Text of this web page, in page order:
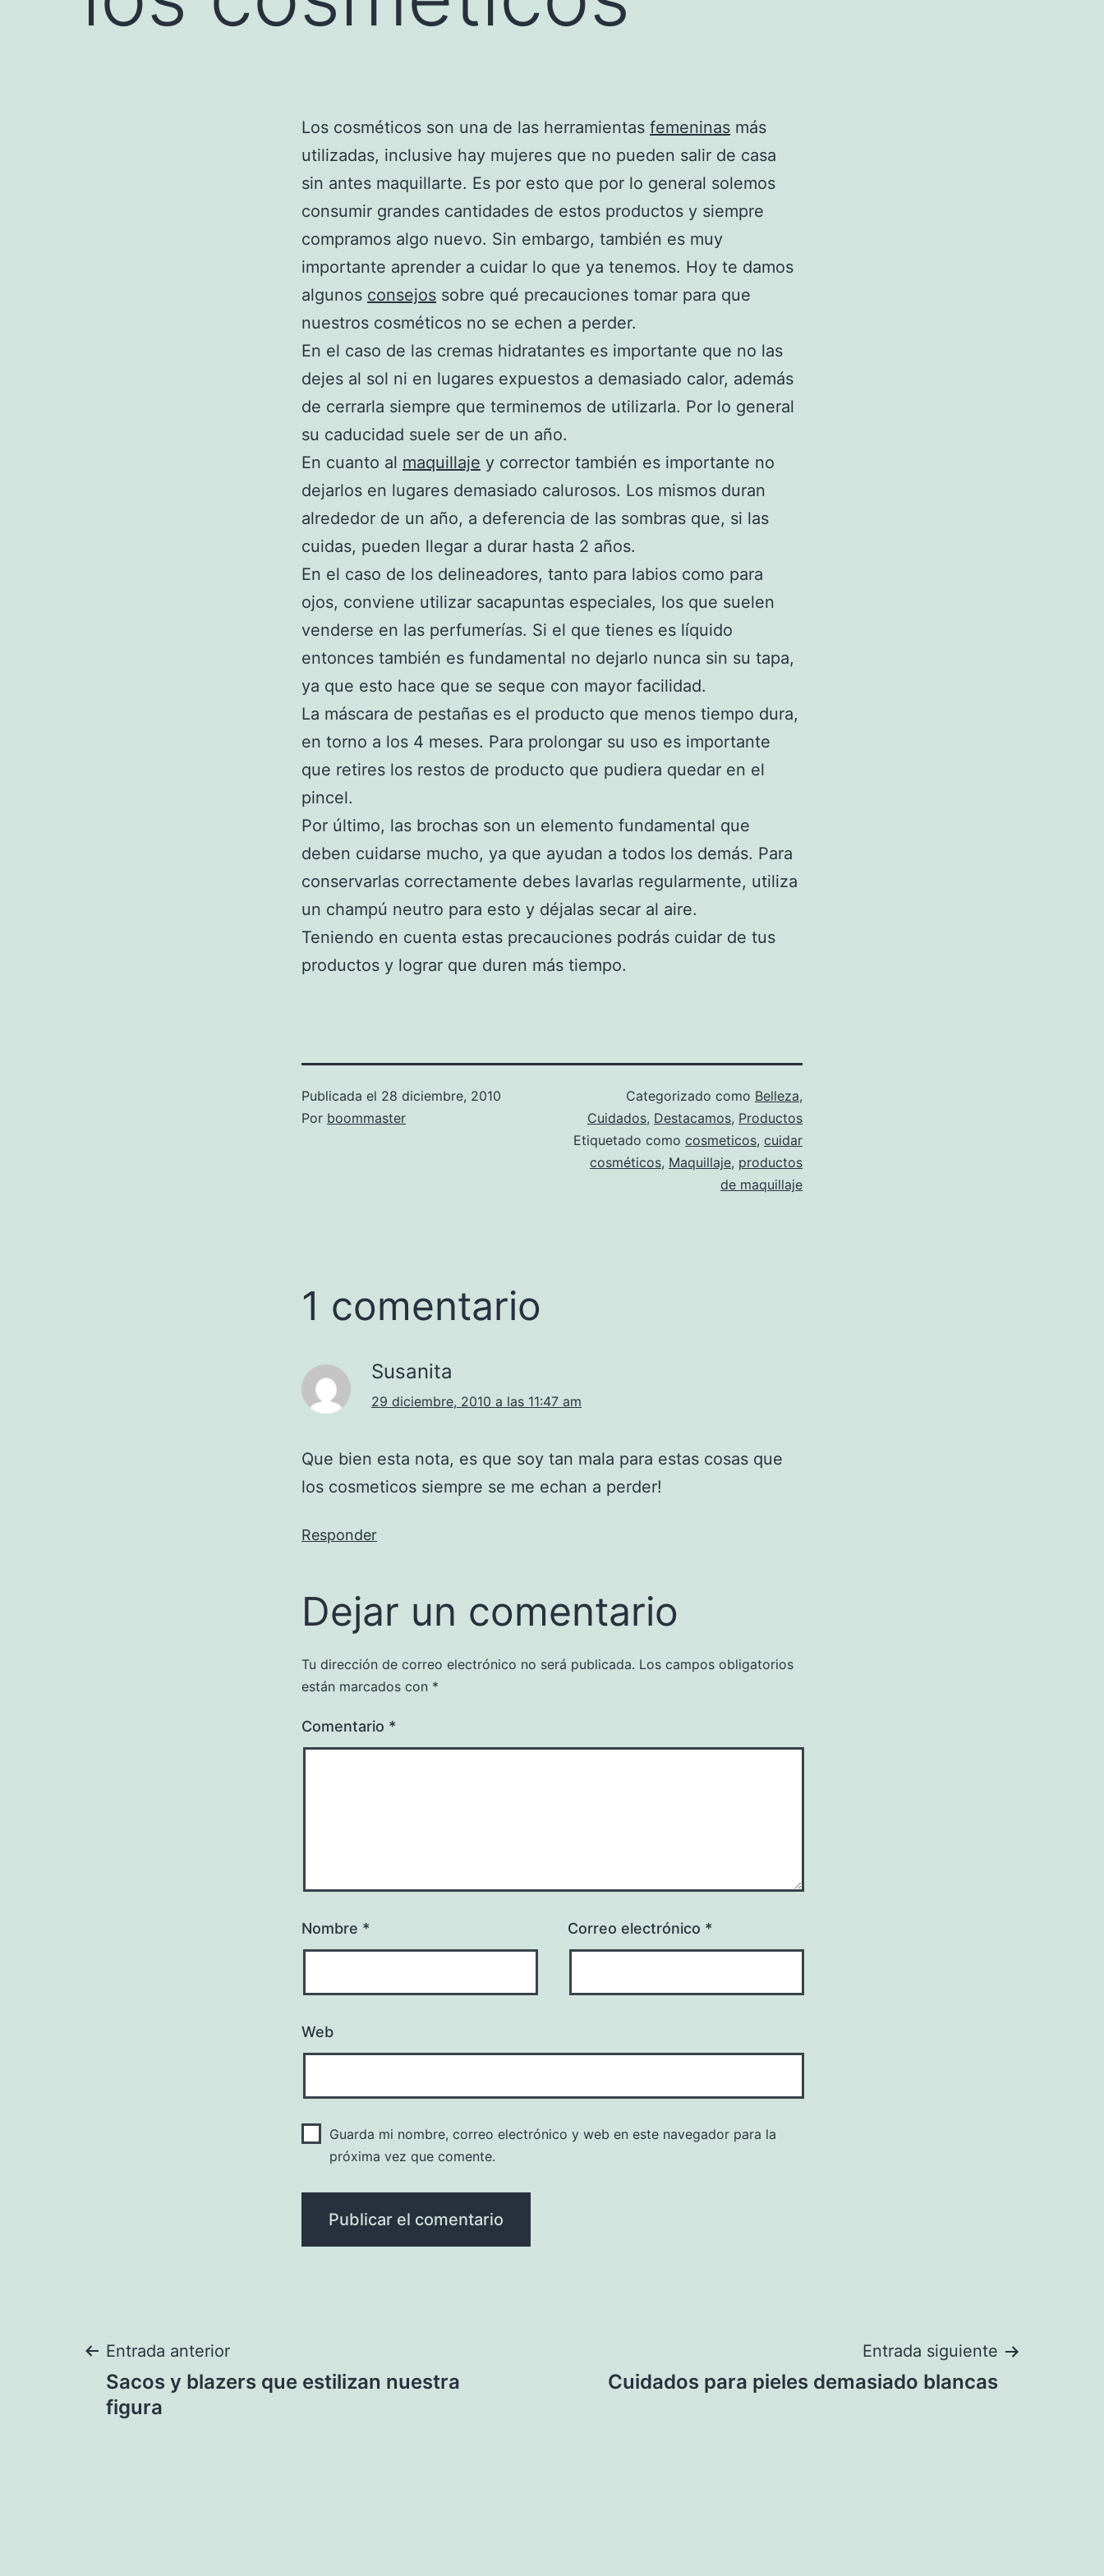
Los cosméticos son una de las herramientas femeninas más
utilizadas, inclusive hay mujeres que no pueden salir de casa
sin antes maquillarte. Es por esto que por lo general solemos
consumir grandes cantidades de estos productos y siempre
compramos algo nuevo. Sin embargo, también es muy
importante aprender a cuidar lo que ya tenemos. Hoy te damos
algunos consejos sobre qué precauciones tomar para que
nuestros cosméticos no se echen a perder.
En el caso de las cremas hidratantes es importante que no las
dejes al sol ni en lugares expuestos a demasiado calor, además
de cerrarla siempre que terminemos de utilizarla. Por lo general
su caducidad suele ser de un año.
En cuanto al maquillaje y corrector también es importante no
dejarlos en lugares demasiado calurosos. Los mismos duran
alrededor de un año, a deferencia de las sombras que, si las
cuidas, pueden llegar a durar hasta 2 años.
En el caso de los delineadores, tanto para labios como para
ojos, conviene utilizar sacapuntas especiales, los que suelen
venderse en las perfumerías. Si el que tienes es líquido
entonces también es fundamental no dejarlo nunca sin su tapa,
ya que esto hace que se seque con mayor facilidad.
La máscara de pestañas es el producto que menos tiempo dura,
en torno a los 4 meses. Para prolongar su uso es importante
que retires los restos de producto que pudiera quedar en el
pincel.
Por último, las brochas son un elemento fundamental que
deben cuidarse mucho, ya que ayudan a todos los demás. Para
conservarlas correctamente debes lavarlas regularmente, utiliza
un champú neutro para esto y déjalas secar al aire.
Teniendo en cuenta estas precauciones podrás cuidar de tus
productos y lograr que duren más tiempo.
Publicada el 28 diciembre, 2010
Por boommaster
Categorizado como Belleza,
Cuidados, Destacamos, Productos
Etiquetado como cosmeticos, cuidar
cosméticos, Maquillaje, productos
de maquillaje
1 comentario
Susanita
29 diciembre, 2010 a las 11:47 am
Que bien esta nota, es que soy tan mala para estas cosas que
los cosmeticos siempre se me echan a perder!
Responder
Dejar un comentario
Tu dirección de correo electrónico no será publicada. Los campos obligatorios
están marcados con *
Comentario *
Nombre * Correo electrónico *
Web
Guarda mi nombre, correo electrónico y web en este navegador para la
próxima vez que comente.
Navegación
de
Entrada anterior
Sacos y blazers que estilizan nuestra
figura
Entrada siguiente
Cuidados para pieles demasiado blancas